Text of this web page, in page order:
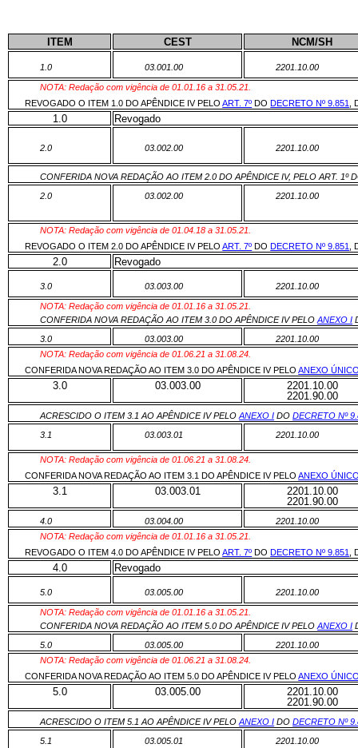
ITEM CEST NCM/SH
1.0 03.001.00 2201.10.00
NOTA: Redação com vigência de 01.01.16 a 31.05.21.
REVOGADO O ITEM 1.0 DO APÊNDICE IV PELOART. 7º DODECRETO Nº 9.851 ,
1.0 Revogado
2.0 03.002.00 2201.10.00
CONFERIDA NOVA REDAÇÃO AO ITEM 2.0 DO APÊNDICE IV, PELO ART. 1º
2.0
03.002.00 2201.10.00
NOTA: Redação com vigência de 01.04.18 a 31.05.21.
REVOGADO O ITEM 2.0 DO APÊNDICE IV PELOART. 7º DODECRETO Nº 9.851 ,
2.0 Revogado
3.0 03.003.00 2201.10.00
NOTA: Redação com vigência de 01.01.16 a 31.05.21.
CONFERIDA NOVA REDAÇÃO AO ITEM 3.0 DO APÊNDICE IV PELOANEXO I
3.0
03.003.00
2201.10.00
NOTA: Redação com vigência de 01.06.21 a 31.08.24.
CONFERIDA NOVA REDAÇÃO AO ITEM 3.0 DO APÊNDICE IV PELOANEXO
3.0 03.003.00
2201.10.00
2201.90.00
ACRESCIDO O ITEM 3.1 AO APÊNDICE IV PELOANEXO I DODECRETO Nº
3.1
03.003.01 2201.10.00
NOTA: Redação com vigência de 01.06.21 a 31.08.24.
CONFERIDA NOVA REDAÇÃO AO ITEM 3.1 DO APÊNDICE IV PELOANEXO
3.1 03.003.01
2201.10.00
2201.90.00
4.0 03.004.00
2201.10.00
NOTA: Redação com vigência de 01.01.16 a 31.05.21.
REVOGADO O ITEM 4.0 DO APÊNDICE IV PELOART. 7º DODECRETO Nº 9.851 ,
4.0 Revogado
5.0 03.005.00 2201.10.00
NOTA: Redação com vigência de 01.01.16 a 31.05.21.
CONFERIDA NOVA REDAÇÃO AO ITEM 5.0 DO APÊNDICE IV PELOANEXO I
5.0
03.005.00
2201.10.00
NOTA: Redação com vigência de 01.06.21 a 31.08.24.
CONFERIDA NOVA REDAÇÃO AO ITEM 5.0 DO APÊNDICE IV PELOANEXO
5.0 03.005.00
2201.10.00
2201.90.00
ACRESCIDO O ITEM 5.1 AO APÊNDICE IV PELOANEXO I DODECRETO Nº
5.1
03.005.01 2201.10.00